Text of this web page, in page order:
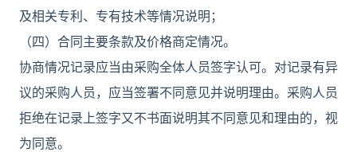
及相关专利、专有技术等情况说明；
（四）合同主要条款及价格商定情况。
协商情况记录应当由采购全体人员签字认可。对记录有异
议的采购人员，应当签署不同意见并说明理由。采购人员
拒绝在记录上签字又不书面说明其不同意见和理由的，视
为同意。